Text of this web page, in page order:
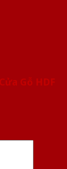
Gỗ HDF